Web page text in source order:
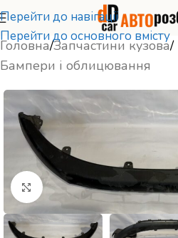
Перейти до навігації
Перейти до основного вмісту
Головна/Запчастини кузова/
Бампери і облицювання
Натисніть, щоб збільшити